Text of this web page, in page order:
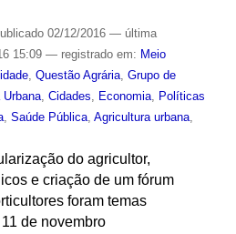
02/12/2016 — última
15:09 — registrado em: Meio
, Questão Agrária, Grupo de
Urbana, Cidades, Economia, Políticas
, Saúde Pública, Agricultura urbana,
do agricultor,
e criação de um fórum
foram temas
de novembro